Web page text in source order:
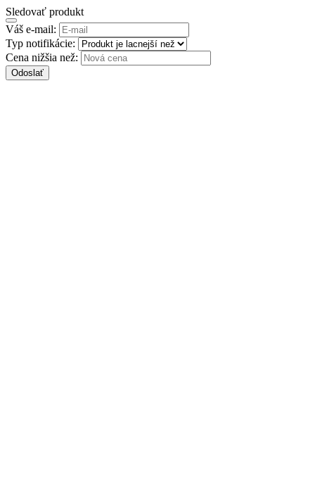
Sledovať produkt
Váš e-mail:
Typ notifikácie:
Cena nižšia než:
Odoslať